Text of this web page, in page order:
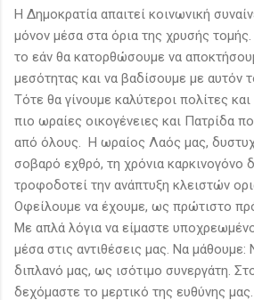
Η Δημοκρατία απαιτεί κοινωνική
μόνον μέσα στα όρια της χρυσής
το εάν θα κατορθώσουμε να
μεσότητας και να βαδίσουμε με αυτόν
Τότε θα γίνουμε καλύτεροι πολίτες
πιο ωραίες οικογένειες και Πατρίδα
από όλους. Η ωραίος Λαός μας,
σοβαρό εχθρό, τη χρόνια καρκινογόνο
τροφοδοτεί την ανάπτυξη κλειστών
Οφείλουμε να έχουμε, ως πρώτιστο
Με απλά λόγια να είμαστε
μέσα στις αντιθέσεις μας. Να
διπλανό μας, ως ισότιμο συνεργάτη.
δεχόμαστε το μερτικό της ευθύνης